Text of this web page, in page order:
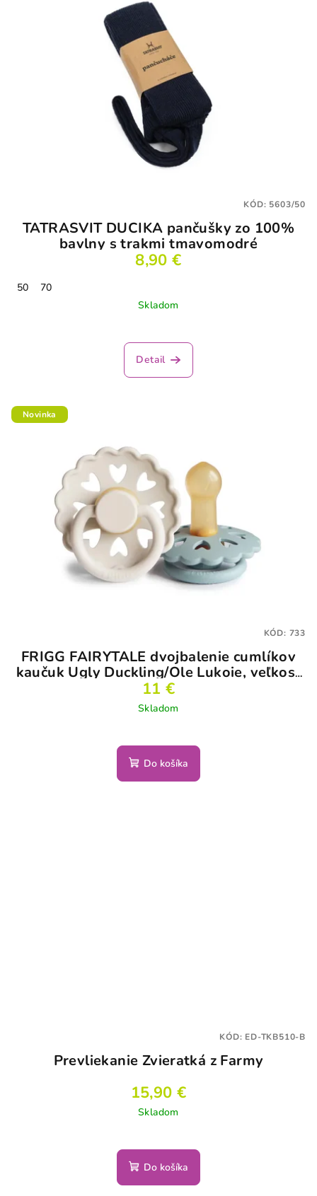
TATRASVIT DUCIKA pančušky zo 100%
bavlny s trakmi tmavomodré
8,90 €
50
70
Skladom
Detail
KÓD: 5603/50
Novinka
FRIGG FAIRYTALE dvojbalenie cumlíkov
kaučuk Ugly Duckling/Ole Lukoie, veľkosť
1
11 €
Skladom
Do košíka
KÓD: 733
Prevliekanie Zvieratká z Farmy
15,90 €
Skladom
Do košíka
KÓD: ED-TKB510-B